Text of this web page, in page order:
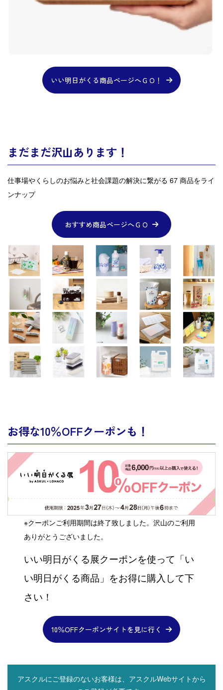
いい明日がくる商品ページへＧＯ！
まだまだ沢山あります！
仕事場やくらしのお悩みと社会課題の解決に繋がる 67 商品をライ
ンナップ
おすすめ商品ページへＧＯ
お得な10％OFFクーポンも！
※クーポンご利用期間は終了致しました。沢山のご利用
ありがとうございました。
いい明日がくる展クーポンを使って「い
い明日がくる商品」をお得に購入して下
さい！
10％OFFクーポンサイトを見に行く
アスクルにご登録のないお客様は、アスクルWebサイトから